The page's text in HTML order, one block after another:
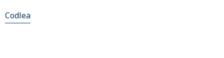
Codlea